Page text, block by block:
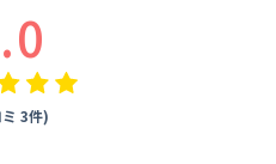
3件)